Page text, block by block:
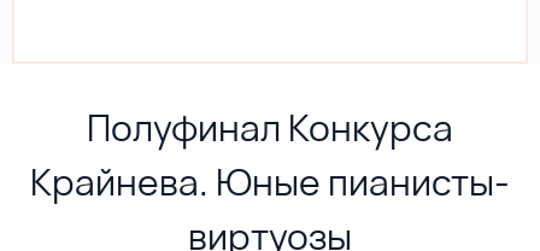
Полуфинал Конкурса
Крайнева. Юные пианисты-
виртуозы